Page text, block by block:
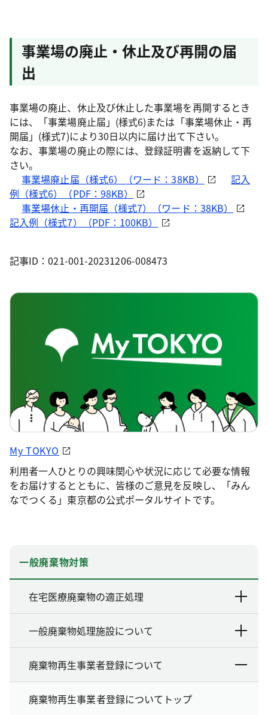
事業場の廃止・休止及び再開の届
出
事業場の廃止、休止及び休止した事業場を再開するとき
には、「事業場廃止届」(様式6)または「事業場休止・再
開届」(様式7)により30日以内に届け出て下さい。
なお、事業場の廃止の際には、登録証明書を返納して下
さい。
事業場廃止届（様式6）（ワード：38KB）
記入
例（様式6）（PDF：98KB）
事業場休止・再開届（様式7）（ワード：38KB）
記入例（様式7）（PDF：100KB）
記事ID：021-001-20231206-008473
My TOKYO
利用者一人ひとりの興味関心や状況に応じて必要な情報
をお届けするとともに、皆様のご意見を反映し、「みん
なでつくる」東京都の公式ポータルサイトです。
一般廃棄物対策
在宅医療廃棄物の適正処理
一般廃棄物処理施設について
廃棄物再生事業者登録について
廃棄物再生事業者登録についてトップ